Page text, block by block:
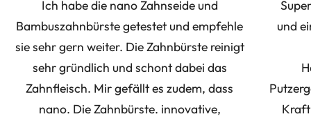
Ich habe die nano Zahnseide und
Bambuszahnbürste getestet und empfehle
sie sehr gern weiter. Die Zahnbürste reinigt
sehr gründlich und schont dabei das
Zahnfleisch. Mir gefällt es zudem, dass
nano. Die Zahnbürste. innovative,
und